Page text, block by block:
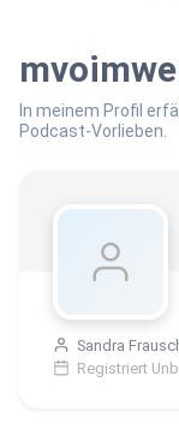
In meinem Profil
Podcast-Vorlieben.
Sandra
Registriert